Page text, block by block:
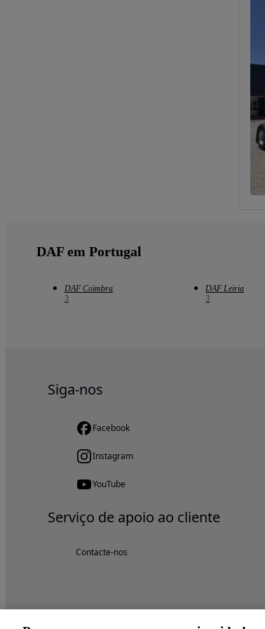
DAF em Portugal
DAF Coimbra
3
DAF Leiria
3
Siga-nos
Facebook
Instagram
YouTube
Serviço de apoio ao cliente
Contacte-nos